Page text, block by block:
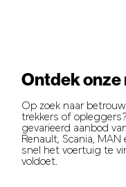
Ontdek
Op zoek naar
trekkers of
gevarieerd aanbod
Renault, Scania,
snel het voertuig te
voldoet.